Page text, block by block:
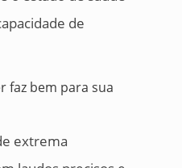
de
extrema